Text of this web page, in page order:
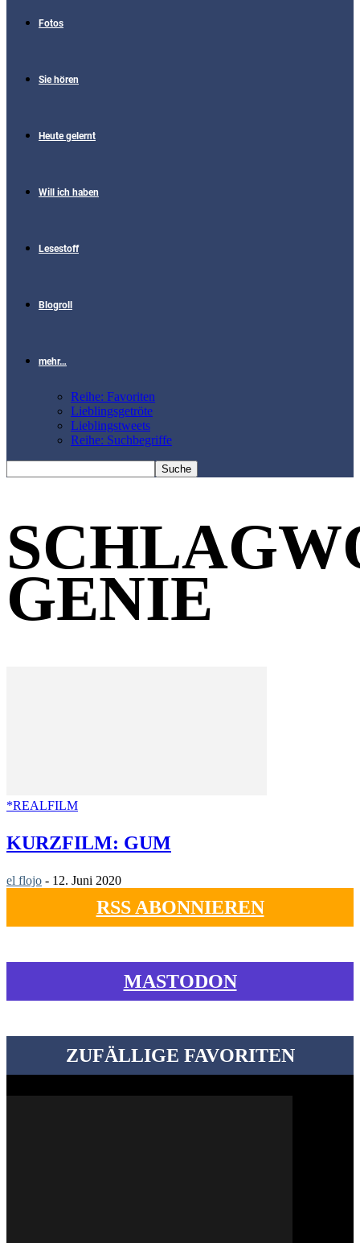
Fotos
Sie hören
Heute gelernt
Will ich haben
Lesestoff
Blogroll
mehr…
Reihe: Favoriten
Lieblingsgetröte
Lieblingstweets
Reihe: Suchbegriffe
GENIE
*REALFILM
KURZFILM: GUM
el flojo - 12. Juni 2020
RSS ABONNIEREN
MASTODON
ZUFÄLLIGE FAVORITEN